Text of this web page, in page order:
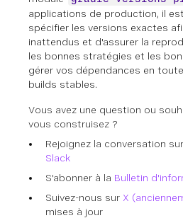
applications de production, il
spécifier les versions exactes
inattendus et d'assurer la
les bonnes stratégies et les
gérer vos dépendances en
builds stables.
Vous avez une question ou
vous construisez ?
Rejoignez la conversation
Slack
S'abonner à la Bulletin
Suivez-nous sur X
mises à jour